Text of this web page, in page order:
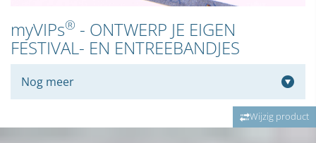
myVIPs® - ONTWERP JE EIGEN
FESTIVAL- EN ENTREEBANDJES
Nog meer